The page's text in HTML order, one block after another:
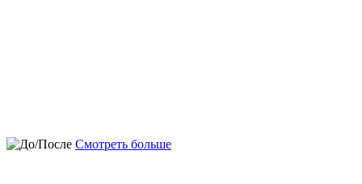
Смотреть больше